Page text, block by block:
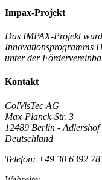
Impax-Projekt
Das IMPAX-Projekt
Innovationsprogramms
unter der
Kontakt
ColVisTec AG
Max-Planck-Str. 3
12489 Berlin - Adlershof
Deutschland
Telefon: +49 30 6392